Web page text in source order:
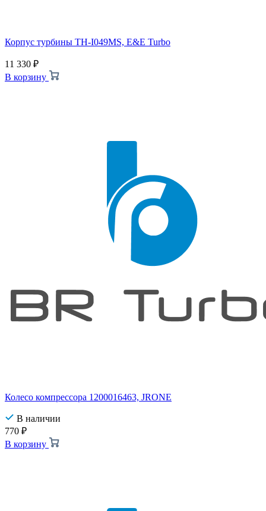
Корпус турбины TH-I049MS, E&E Turbo
11 330 ₽
В корзину
Колесо компрессора 1200016463, JRONE
В наличии
770 ₽
В корзину